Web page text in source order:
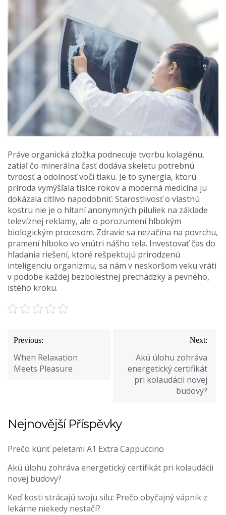
Práve organická zložka podnecuje tvorbu kolagénu,
zatiaľ čo minerálna časť dodáva skeletu potrebnú
tvrdosť a odolnosť voči tlaku. Je to synergia, ktorú
príroda vymýšľala tisíce rokov a moderná medicína ju
dokázala citlivo napodobniť. Starostlivosť o vlastnú
kostru nie je o hltaní anonymných piluliek na základe
televíznej reklamy, ale o porozumení hlbokým
biologickým procesom. Zdravie sa nezačína na povrchu,
pramení hlboko vo vnútri nášho tela. Investovať čas do
hľadania riešení, ktoré rešpektujú prirodzenú
inteligenciu organizmu, sa nám v neskoršom veku vráti
v podobe každej bezbolestnej prechádzky a pevného,
istého kroku.
Navigace
pro
příspěvek
Previous:
When Relaxation
Meets Pleasure
Next:
Akú úlohu zohráva
energetický certifikát
pri kolaudácii novej
budovy?
Nejnovější Příspěvky
Prečo kúriť peletami A1 Extra Cappuccino
Akú úlohu zohráva energetický certifikát pri kolaudácii
novej budovy?
Keď kosti strácajú svoju silu: Prečo obyčajný vápnik z
lekárne niekedy nestačí?